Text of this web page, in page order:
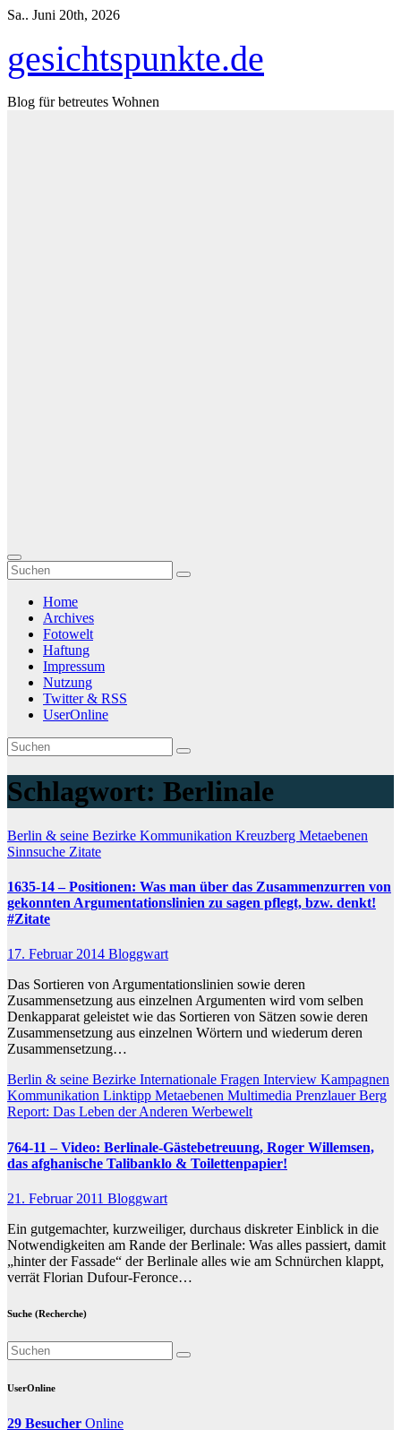
Zum
Sa.. Juni 20th, 2026
gesichtspunkte.de
Blog für betreutes Wohnen
Home
Archives
Fotowelt
Haftung
Impressum
Nutzung
Twitter & RSS
UserOnline
Schlagwort: Berlinale
Berlin & seine Bezirke Kommunikation Kreuzberg Metaebenen
Sinnsuche Zitate
1635-14 – Positionen: Was man über das Zusammenzurren von
gekonnten Argumentationslinien zu sagen pflegt, bzw. denkt!
#Zitate
17. Februar 2014 Bloggwart
Das Sortieren von Argumentationslinien sowie deren
Zusammensetzung aus einzelnen Argumenten wird vom selben
Denkapparat geleistet wie das Sortieren von Sätzen sowie deren
Zusammensetzung aus einzelnen Wörtern und wiederum deren
Zusammensetzung…
Berlin & seine Bezirke Internationale Fragen Interview Kampagnen
Kommunikation Linktipp Metaebenen Multimedia Prenzlauer Berg
Report: Das Leben der Anderen Werbewelt
764-11 – Video: Berlinale-Gästebetreuung, Roger Willemsen,
das afghanische Talibanklo & Toilettenpapier!
21. Februar 2011 Bloggwart
Ein gutgemachter, kurzweiliger, durchaus diskreter Einblick in die
Notwendigkeiten am Rande der Berlinale: Was alles passiert, damit
„hinter der Fassade“ der Berlinale alles wie am Schnürchen klappt,
verrät Florian Dufour-Feronce…
Suche (Recherche)
UserOnline
29 Besucher Online